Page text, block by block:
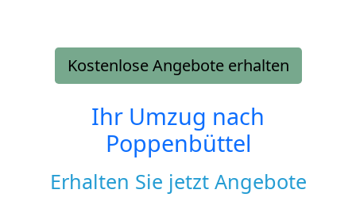
Kostenlose Angebote erhalten
Ihr Umzug nach
Poppenbüttel
Erhalten Sie jetzt Angebote